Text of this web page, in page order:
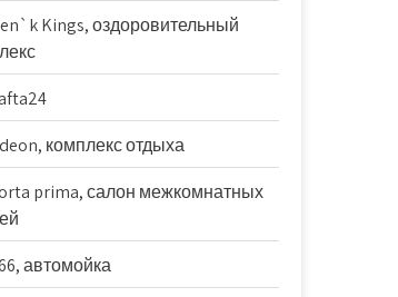
Kings, оздоровительный
комплекс отдыха
prima, салон межкомнатных
автомойка